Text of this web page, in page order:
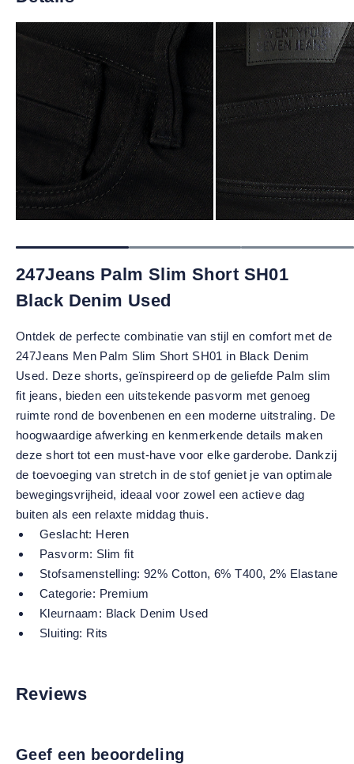
247Jeans Palm Slim Short SH01
Black Denim Used
Ontdek de perfecte combinatie van stijl en comfort met de
247Jeans Men Palm Slim Short SH01 in Black Denim
Used. Deze shorts, geïnspireerd op de geliefde Palm slim
fit jeans, bieden een uitstekende pasvorm met genoeg
ruimte rond de bovenbenen en een moderne uitstraling. De
hoogwaardige afwerking en kenmerkende details maken
deze short tot een must-have voor elke garderobe. Dankzij
de toevoeging van stretch in de stof geniet je van optimale
bewegingsvrijheid, ideaal voor zowel een actieve dag
buiten als een relaxte middag thuis.
Geslacht: Heren
Pasvorm: Slim fit
Stofsamenstelling: 92% Cotton, 6% T400, 2% Elastane
Categorie: Premium
Kleurnaam: Black Denim Used
Sluiting: Rits
Reviews
Geef een beoordeling